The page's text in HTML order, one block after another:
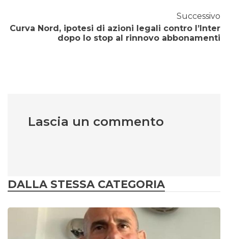
Successivo
Curva Nord, ipotesi di azioni legali contro l’Inter
dopo lo stop al rinnovo abbonamenti
Lascia un commento
DALLA STESSA CATEGORIA